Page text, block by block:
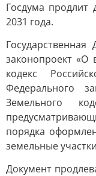
Госдума продлит
2031 года.
законопроект «О
кодекс
Федерального
Земельного
порядка
земельные
Документ